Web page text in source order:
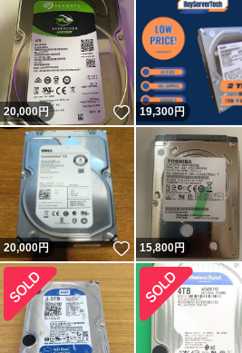
20,000円 いいね！
19,300円
20,000円 いいね！
15,800円